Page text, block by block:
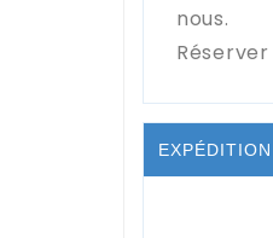
nous.
EXPÉDITION